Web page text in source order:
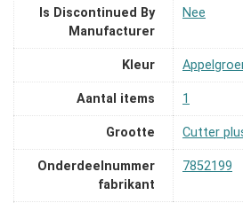
Is Discontinued By
Manufacturer
‎Nee
Kleur
Aantal items ‎1
Grootte ‎Cutter
Onderdeelnummer
fabrikant
‎7852199